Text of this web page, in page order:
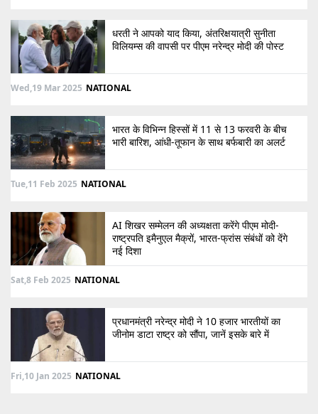
धरती ने आपको याद किया, अंतरिक्षयात्री सुनीता
विलियम्स की वापसी पर पीएम नरेन्द्र मोदी की पोस्ट
Wed,19 Mar 2025 NATIONAL
भारत के विभिन्न हिस्सों में 11 से 13 फरवरी के बीच
भारी बारिश, आंधी-तूफान के साथ बर्फबारी का अलर्ट
Tue,11 Feb 2025 NATIONAL
AI शिखर सम्मेलन की अध्यक्षता करेंगे पीएम मोदी-
राष्ट्रपति इमैनुएल मैक्रों, भारत-फ्रांस संबंधों को देंगे
नई दिशा
Sat,8 Feb 2025 NATIONAL
प्रधानमंत्री नरेन्द्र मोदी ने 10 हजार भारतीयों का
जीनोम डाटा राष्ट्र को सौंपा, जानें इसके बारे में
Fri,10 Jan 2025 NATIONAL